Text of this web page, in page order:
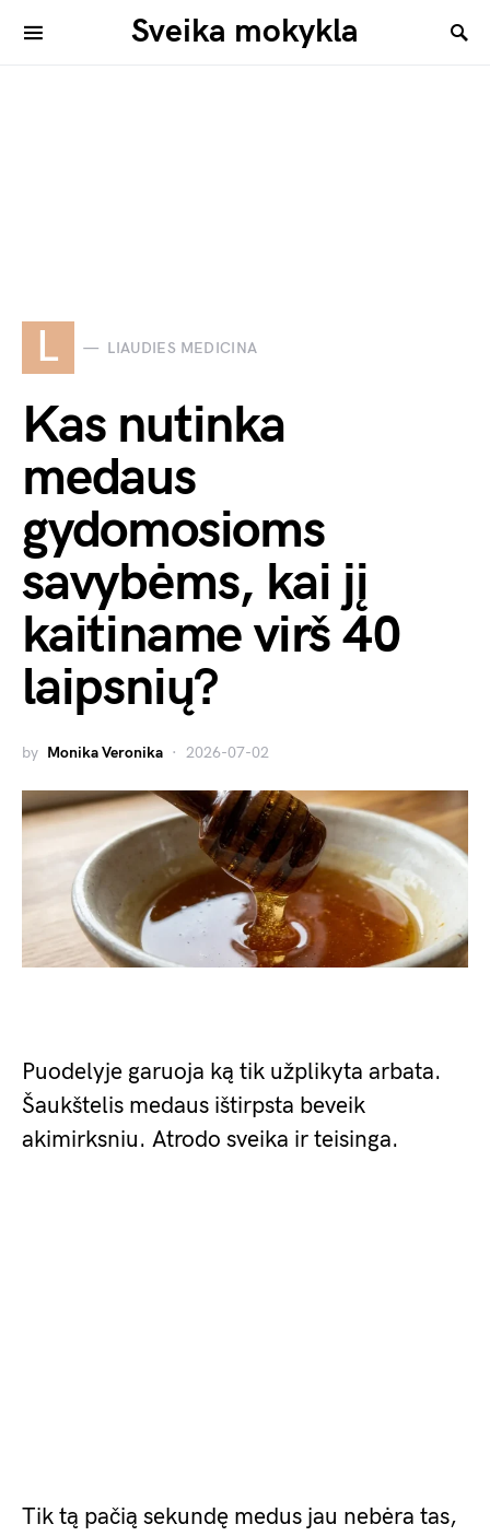
Sveika mokykla
L LIAUDIES MEDICINA
Kas nutinka
medaus
gydomosioms
savybėms, kai jį
kaitiname virš 40
laipsnių?
by Monika Veronika 2026-07-02
Puodelyje garuoja ką tik užplikyta arbata.
Šaukštelis medaus ištirpsta beveik
akimirksniu. Atrodo sveika ir teisinga.
Tik tą pačią sekundę medus jau nebėra tas,